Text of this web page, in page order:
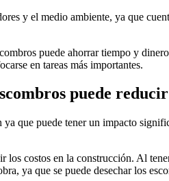
y el medio ambiente, ya que
puede ahorrar tiempo y
en tareas más importantes.
puede
que puede tener un impacto
costos en la construcción. Al
ya que se puede desechar los